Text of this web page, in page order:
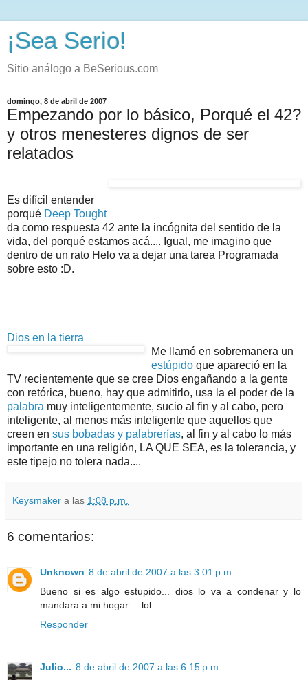
¡Sea Serio!
Sitio análogo a BeSerious.com
domingo, 8 de abril de 2007
Empezando por lo básico, Porqué el 42?
y otros menesteres dignos de ser
relatados
Es difícil entender
porqué Deep Tought
da como respuesta 42 ante la incógnita del sentido de la
vida, del porqué estamos acá.... Igual, me imagino que
dentro de un rato Helo va a dejar una tarea Programada
sobre esto :D.
Dios en la tierra
Me llamó en sobremanera un
estúpido que apareció en la
TV recientemente que se cree Dios engañando a la gente
con retórica, bueno, hay que admitirlo, usa la el poder de la
palabra muy inteligentemente, sucio al fin y al cabo, pero
inteligente, al menos más inteligente que aquellos que
creen en sus bobadas y palabrerías, al fin y al cabo lo más
importante en una religión, LA QUE SEA, es la tolerancia, y
este tipejo no tolera nada....
Keysmaker a las 1:08 p.m.
6 comentarios:
Unknown 8 de abril de 2007 a las 3:01 p.m.
Bueno si es algo estupido... dios lo va a condenar y lo
mandara a mi hogar.... lol
Responder
Julio... 8 de abril de 2007 a las 6:15 p.m.